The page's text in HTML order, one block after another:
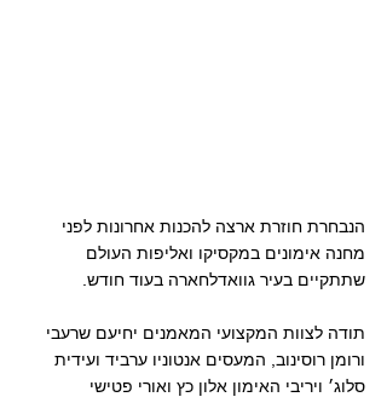
הנבחרת חוזרת ארצה להכנות אחרונות לפני
מחנה אימונים במקסיקו ואליפות העולם
שתתקיים בעיר גוואדלחארה בעוד חודש.
תודה לצוות המקצועי המאמנים יחיעם שרעבי
ורומן רוסינוב, המעסים אנטוניו ערביד ועידית
סלוג׳ ויריבי האימון אלון כץ ואורי פטישי